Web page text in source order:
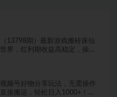
（13798期）最新游戏搬砖诛仙
世界，红利期收益高稳定，操作
视频号好物分享玩法，无需操作
直接搬运，轻松日入1000+！